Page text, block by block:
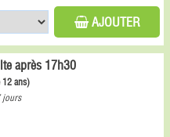
AJOUTER
après 17h30
12 ans)
jours